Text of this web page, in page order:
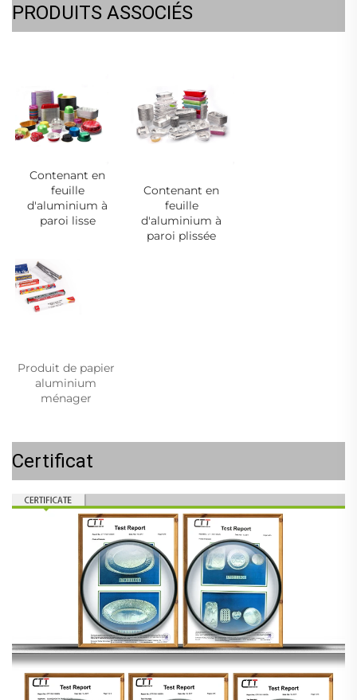
PRODUITS ASSOCIÉS
Contenant en
feuille
d'aluminium à
paroi lisse
Contenant en
feuille
d'aluminium à
paroi plissée
Produit de papier
aluminium
ménager
Certificat